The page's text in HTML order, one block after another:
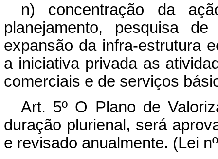
n) concentração da
planejamento, pesquisa
expansão da infra-estrutura
a iniciativa privada as
comerciais e de serviços
Art. 5º O Plano de
duração plurienal, será
e revisado anualmente. (Lei